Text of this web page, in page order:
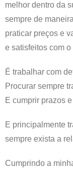
melhor dentro da
sempre de
praticar preços e
e satisfeitos com
É trabalhar com
Procurar sempre
E cumprir prazos
E principalmente
sempre exista a
Cumprindo a